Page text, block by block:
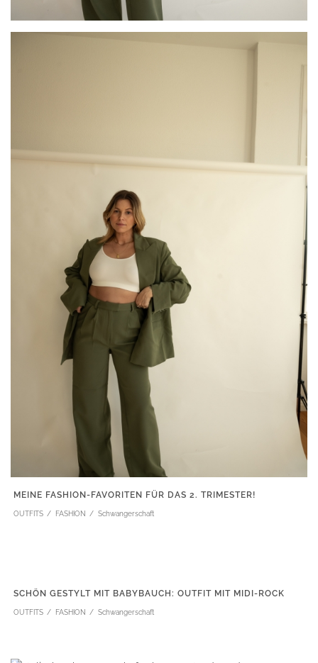
MEINE FASHION-FAVORITEN FÜR DAS 2. TRIMESTER!
OUTFITS FASHION Schwangerschaft
SCHÖN GESTYLT MIT BABYBAUCH: OUTFIT MIT MIDI-ROCK
OUTFITS FASHION Schwangerschaft